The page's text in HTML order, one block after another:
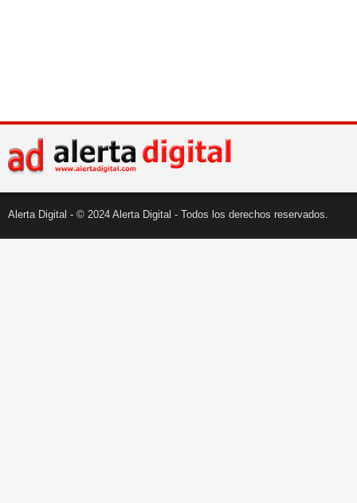
Alerta Digital - © 2024 Alerta Digital - Todos los derechos reservados.